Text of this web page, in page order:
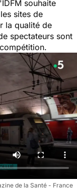
souhaite
sites de
la qualité de
spectateurs sont
de la Santé - France